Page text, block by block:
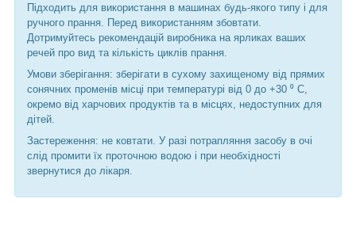
Підходить для використання в машинах будь-якого типу і для
ручного прання. Перед використанням збовтати.
Дотримуйтесь рекомендацій виробника на ярликах ваших
речей про вид та кількість циклів прання.
Умови зберігання: зберігати в сухому захищеному від прямих
сонячних променів місці при температурі від 0 до +30 ⁰ С,
окремо від харчових продуктів та в місцях, недоступних для
дітей.
Застереження: не ковтати. У разі потрапляння засобу в очі
слід промити їх проточною водою і при необхідності
звернутися до лікаря.